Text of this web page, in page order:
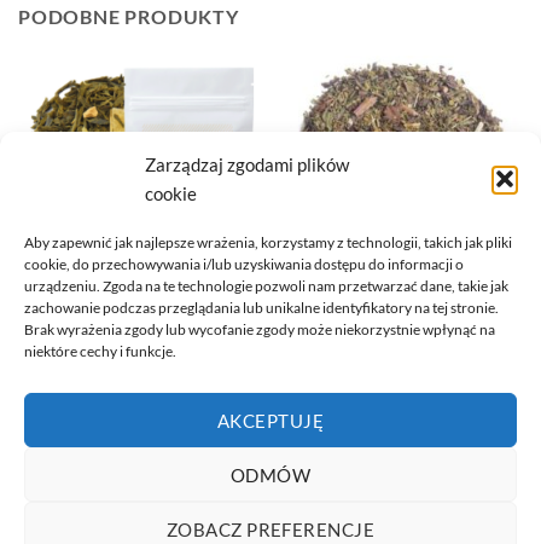
Zarządzaj zgodami plików
cookie
Aby zapewnić jak najlepsze wrażenia, korzystamy z technologii, takich jak pliki
cookie, do przechowywania i/lub uzyskiwania dostępu do informacji o
urządzeniu. Zgoda na te technologie pozwoli nam przetwarzać dane, takie jak
zachowanie podczas przeglądania lub unikalne identyfikatory na tej stronie.
Brak wyrażenia zgody lub wycofanie zgody może niekorzystnie wpłynąć na
niektóre cechy i funkcje.
AKCEPTUJĘ
ODMÓW
ZOBACZ PREFERENCJE
PODOBNE PRODUKTY
HERBATA ZIELONA
HERBATA SENCHA ANANAS I
IMBIR 50G
BRAK W MAGAZYNIE
HERBATA ZIELONA
HERBATA KONOPNA Z MIETA
DOWIEDZ SIĘ WIĘCEJ
Visa PayPal Stripe MasterCard